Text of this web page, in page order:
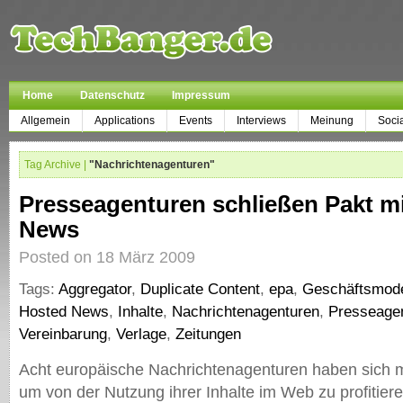
Home Datenschutz
Impressum
Allgemein
Applications Events Interviews Meinung
Tag Archive | "Nachrichtenagenturen"
Presseagenturen schließen Pakt
News
Posted on 18 März 2009
Tags: Aggregator, Duplicate Content, epa,
Hosted News, Inhalte, Nachrichtenagenturen,
Vereinbarung, Verlage, Zeitungen
Acht europäische Nachrichtenagenturen haben sich
um von der Nutzung ihrer Inhalte im Web zu